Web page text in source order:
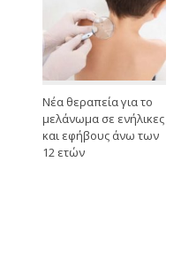
Νέα θεραπεία για το
μελάνωμα σε ενήλικες
και εφήβους άνω των
12 ετών